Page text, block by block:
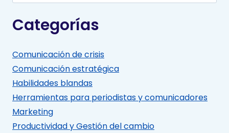
Categorías
Comunicación de crisis
Comunicación estratégica
Habilidades blandas
Herramientas para periodistas y comunicadores
Marketing
Productividad y Gestión del cambio